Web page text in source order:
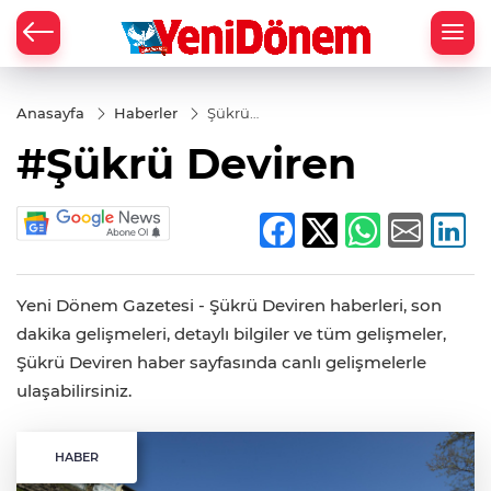
Anasayfa Haberler
Şükrü
#Şükrü Deviren
Yeni Dönem Gazetesi - Şükrü Deviren haberleri, son
dakika gelişmeleri, detaylı bilgiler ve tüm gelişmeler,
Şükrü Deviren haber sayfasında canlı gelişmelerle
ulaşabilirsiniz.
HABER